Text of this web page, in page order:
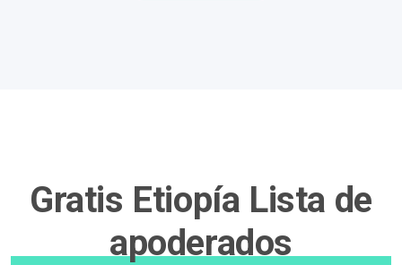
Gratis Etiopía Lista de
apoderados